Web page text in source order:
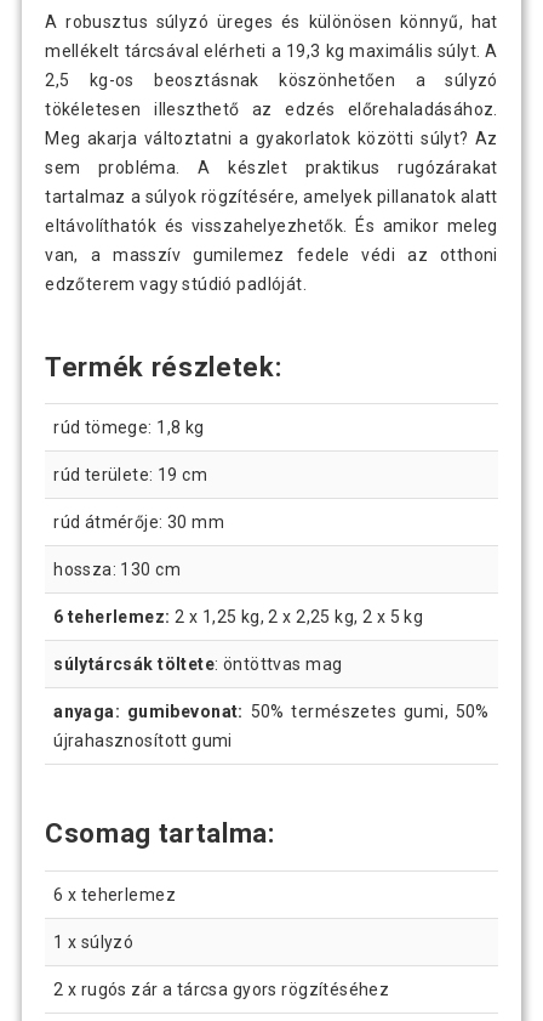
A robusztus súlyzó üreges és különösen könnyű, hat
mellékelt tárcsával elérheti a 19,3 kg maximális súlyt. A
2,5 kg-os beosztásnak köszönhetően a súlyzó
tökéletesen illeszthető az edzés előrehaladásához.
Meg akarja változtatni a gyakorlatok közötti súlyt? Az
sem probléma. A készlet praktikus rugózárakat
tartalmaz a súlyok rögzítésére, amelyek pillanatok alatt
eltávolíthatók és visszahelyezhetők. És amikor meleg
van, a masszív gumilemez fedele védi az otthoni
edzőterem vagy stúdió padlóját.
Termék részletek:
rúd tömege: 1,8 kg
rúd területe: 19 cm
rúd átmérője: 30 mm
hossza: 130 cm
6 teherlemez: 2 x 1,25 kg, 2 x 2,25 kg, 2 x 5 kg
súlytárcsák töltete: öntöttvas mag
anyaga: gumibevonat: 50% természetes gumi, 50%
újrahasznosított gumi
Csomag tartalma:
6 x teherlemez
1 x súlyzó
2 x rugós zár a tárcsa gyors rögzítéséhez